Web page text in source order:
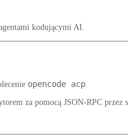
kodującymi AI.
opencode acp.
za pomocą JSON-RPC przez